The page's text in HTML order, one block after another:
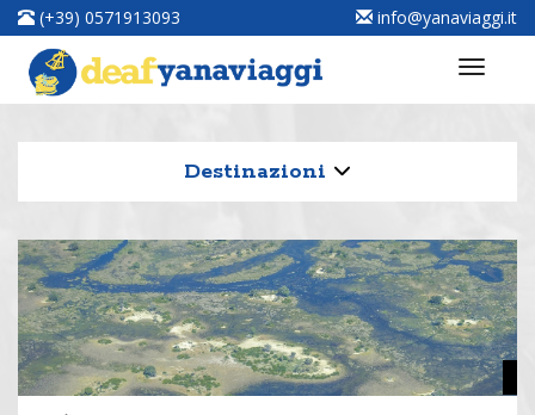
(+39) 0571913093 info@yanaviaggi.it
Destinazioni